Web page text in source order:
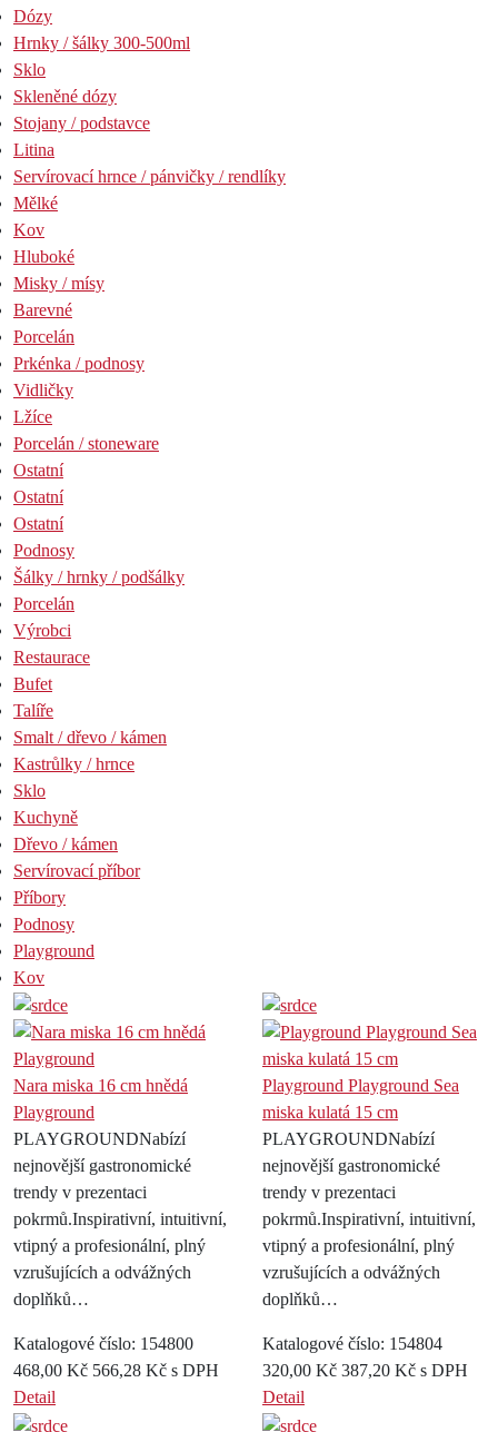
Dózy
Hrnky / šálky 300-500ml
Sklo
Skleněné dózy
Stojany / podstavce
Litina
Servírovací hrnce / pánvičky / rendlíky
Mělké
Kov
Hluboké
Misky / mísy
Barevné
Porcelán
Prkénka / podnosy
Vidličky
Lžíce
Porcelán / stoneware
Ostatní
Ostatní
Ostatní
Podnosy
Šálky / hrnky / podšálky
Porcelán
Výrobci
Restaurace
Bufet
Talíře
Smalt / dřevo / kámen
Kastrůlky / hrnce
Sklo
Kuchyně
Dřevo / kámen
Servírovací příbor
Příbory
Podnosy
Playground
Kov
Nara miska 16 cm hnědá
Playground
PLAYGROUNDNabízí
nejnovější gastronomické
trendy v prezentaci
pokrmů.Inspirativní, intuitivní,
vtipný a profesionální, plný
vzrušujících a odvážných
doplňků…
Katalogové číslo: 154800
468,00 Kč 566,28 Kč s DPH
Detail
Playground Playground Sea
miska kulatá 15 cm
PLAYGROUNDNabízí
nejnovější gastronomické
trendy v prezentaci
pokrmů.Inspirativní, intuitivní,
vtipný a profesionální, plný
vzrušujících a odvážných
doplňků…
Katalogové číslo: 154804
320,00 Kč 387,20 Kč s DPH
Detail